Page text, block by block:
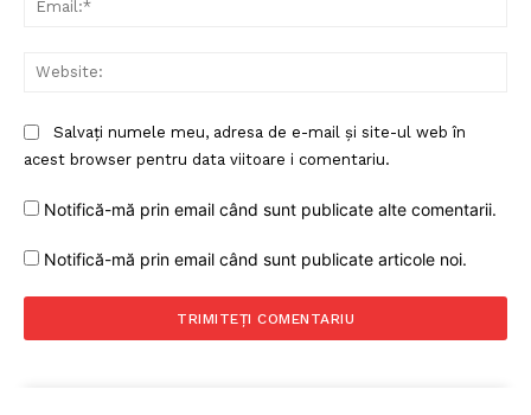
Salvați numele meu, adresa de e-mail și site-ul web în
acest browser pentru data viitoare i comentariu.
Notifică-mă prin email când sunt publicate alte comentarii.
Notifică-mă prin email când sunt publicate articole noi.